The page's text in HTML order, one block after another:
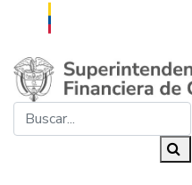
Saltar al contenido principal